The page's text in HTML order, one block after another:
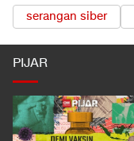
serangan siber
PIJAR